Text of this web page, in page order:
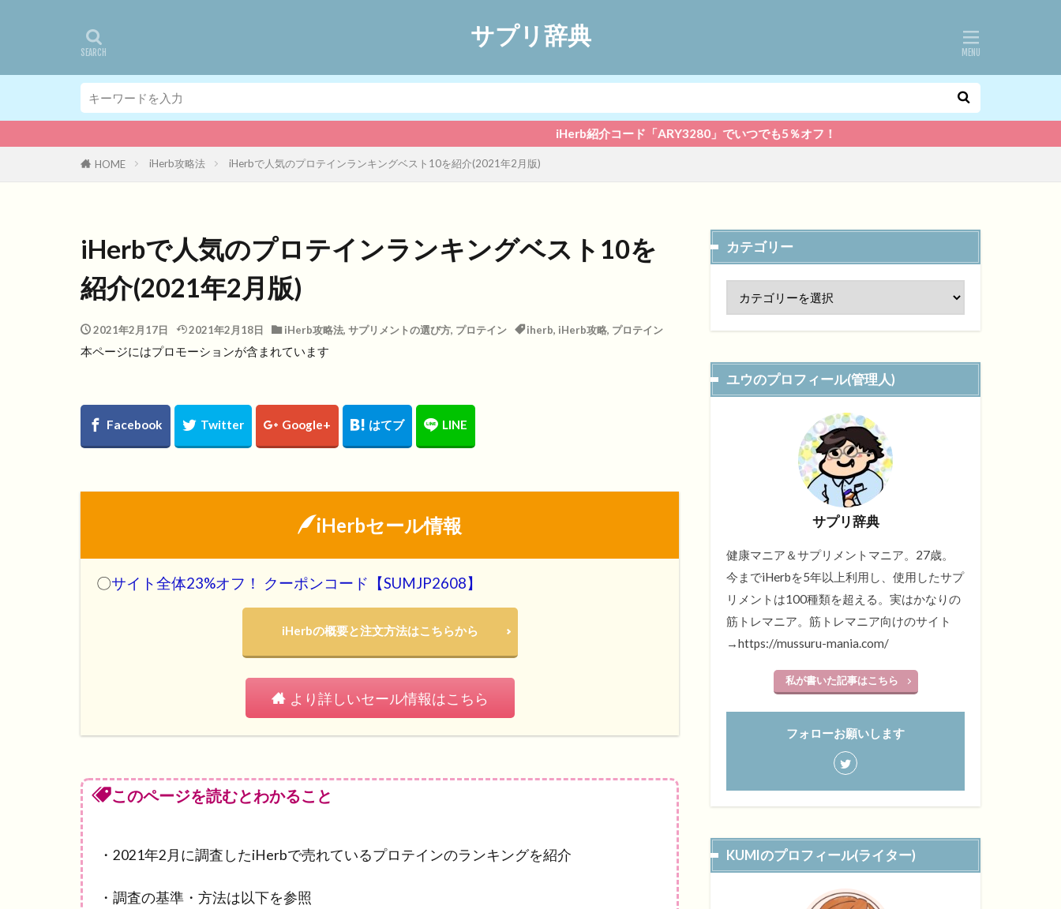
サプリ辞典
iHerb紹介コード「ARY3280」でいつでも5％オフ！
HOME iHerb攻略法 iHerbで人気のプロテインランキングベスト10を紹介(2021年2月版)
iHerbで人気のプロテインランキングベスト10を
紹介(2021年2月版)
2021年2月17日 2021年2月18日 iHerb攻略法, サプリメントの選び方, プロテイン iherb, iHerb攻略, プロテイン
本ページにはプロモーションが含まれています
iHerbセール情報
〇サイト全体23%オフ！ クーポンコード【SUMJP2608】
iHerbの概要と注文方法はこちらから
より詳しいセール情報はこちら
このページを読むとわかること
・2021年2月に調査したiHerbで売れているプロテインのランキングを紹介
・調査の基準・方法は以下を参照
カテゴリー
ユウのプロフィール(管理人)
サプリ辞典
健康マニア＆サプリメントマニア。27歳。
今までiHerbを5年以上利用し、使用したサプ
リメントは100種類を超える。実はかなりの
筋トレマニア。筋トレマニア向けのサイト
→https://mussuru-mania.com/
私が書いた記事はこちら
フォローお願いします
KUMIのプロフィール(ライター)